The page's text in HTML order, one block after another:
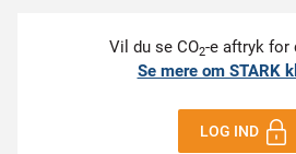
Vil du se CO2-e aftryk for
Se mere om STARK
LOG IND